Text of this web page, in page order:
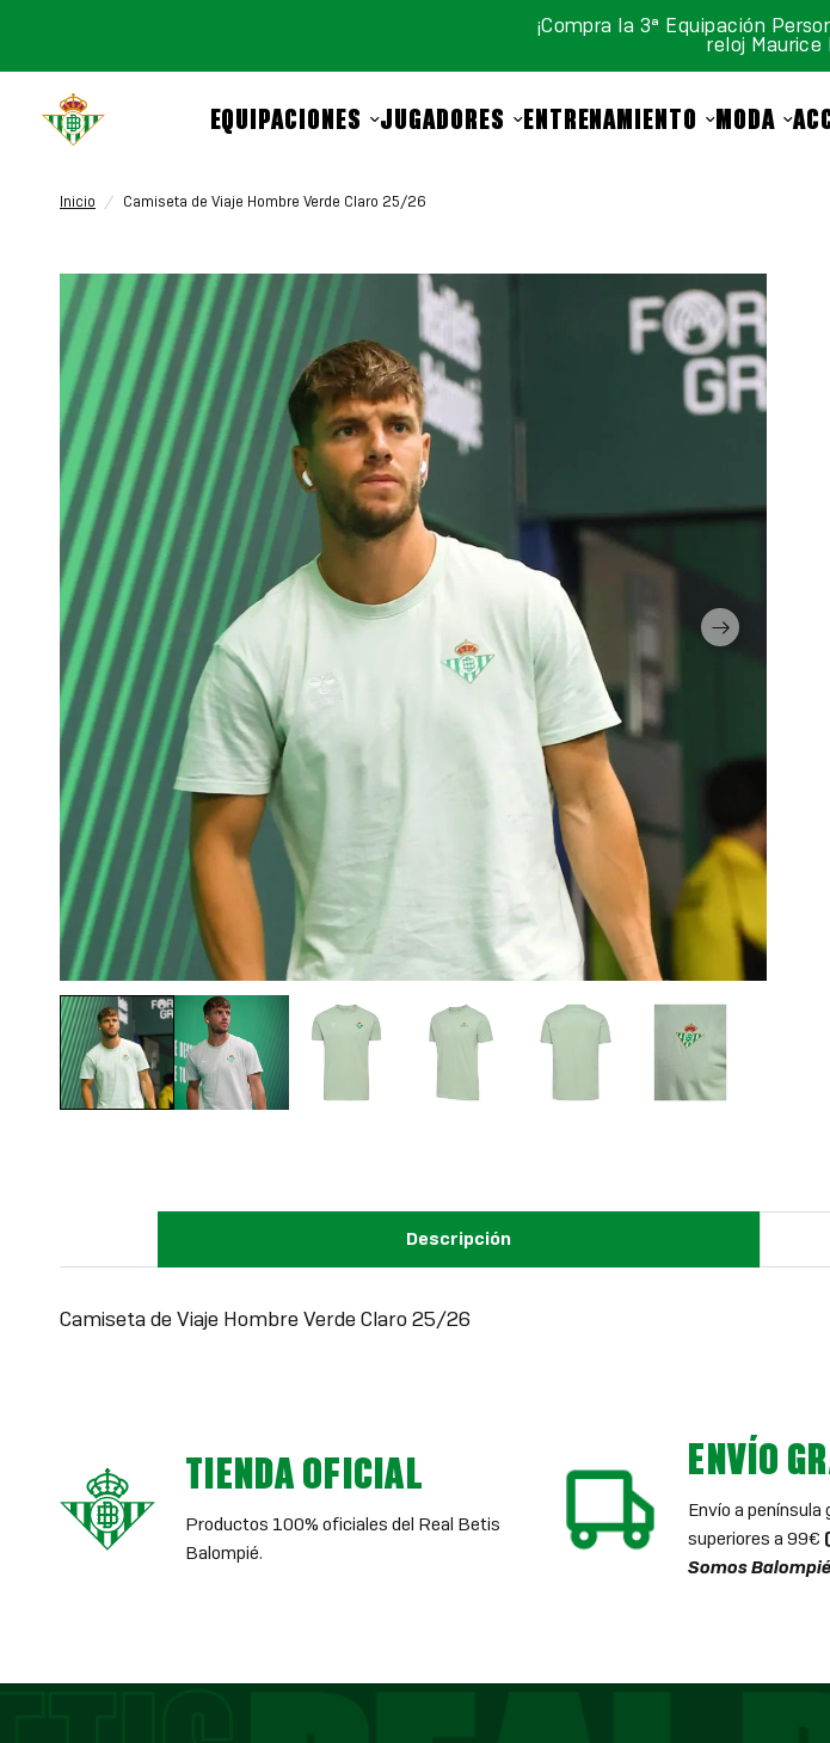
¡Compra la 3ª Equipación
reloj Maurice
EQUIPACIONES JUGADORES ENTRENAMIENTO MODA
Inicio / Camiseta de Viaje Hombre Verde Claro 25/26
Descripción
Camiseta de Viaje Hombre Verde Claro 25/26
TIENDA OFICIAL
Productos 100% oficiales del Real Betis
Balompié.
ENVÍO
Envío a
superiores a 99€
Somos Balompié